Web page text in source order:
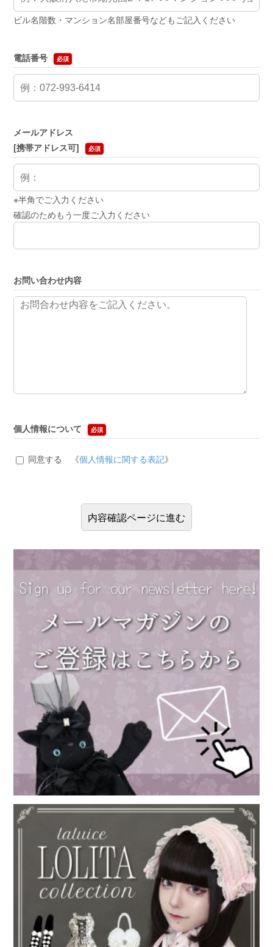
ビル名階数・マンション名部屋番号などもご記入ください
電話番号 必須
メールアドレス
[携帯アドレス可]
必須
※半角でご入力ください
確認のためもう一度ご入力ください
お問い合わせ内容
個人情報について 必須
同意する 《個人情報に関する表記》